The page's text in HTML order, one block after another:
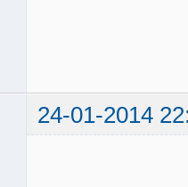
24-01-2014